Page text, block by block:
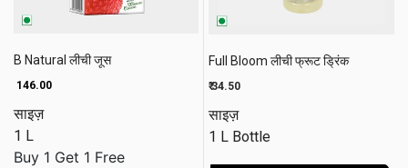
B Natural लीची जूस
₹ 146.00
साइज़
1 L
Buy 1 Get 1 Free
Full Bloom लीची फ्रूट ड्रिंक
₹ 34.50
साइज़
1 L Bottle